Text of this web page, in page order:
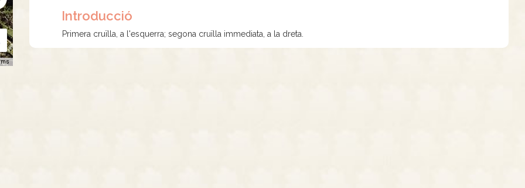
Introducció
Primera cruïlla, a l'esquerra; segona cruïlla immediata, a la dreta.